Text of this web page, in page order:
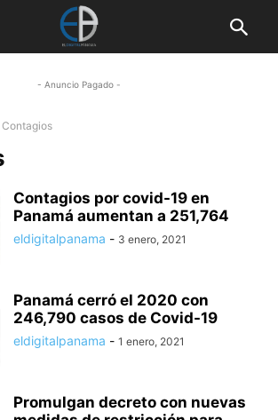
- Anuncio Pagado -
Contagios
Contagios por covid-19 en
Panamá aumentan a 251,764
eldigitalpanama - 3 enero, 2021
Panamá cerró el 2020 con
246,790 casos de Covid-19
eldigitalpanama - 1 enero, 2021
Promulgan decreto con nuevas